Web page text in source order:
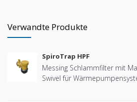
Verwandte Produkte
SpiroTrap HPF
Messing Schlammfilter mit
Swivel für